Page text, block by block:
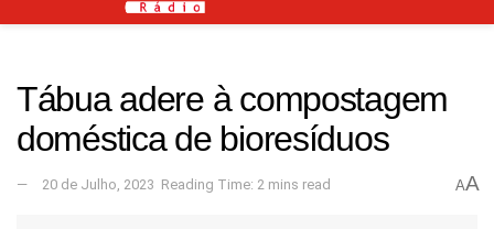
Tábua adere à compostagem
doméstica de bioresíduos
20 de Julho, 2023 Reading Time: 2 mins read AA